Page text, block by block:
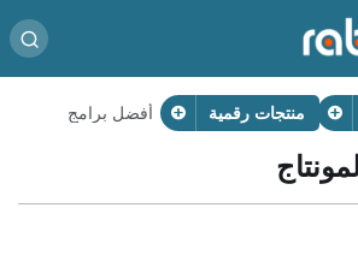
منتجات رقمية
أفضل برامج